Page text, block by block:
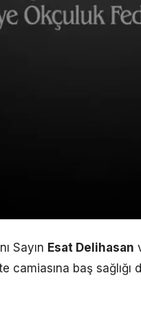
Sayın Esat Delihasan
camiasına baş sağlığı